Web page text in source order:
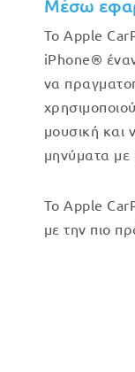
Μέσω
Το Apple
iPhone®
να
μουσική και
μηνύματα με
Το Apple
με την πιο